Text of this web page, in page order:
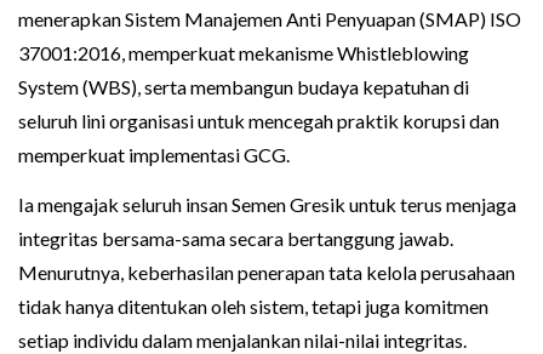
menerapkan Sistem Manajemen Anti Penyuapan (SMAP) ISO
37001:2016, memperkuat mekanisme Whistleblowing
System (WBS), serta membangun budaya kepatuhan di
seluruh lini organisasi untuk mencegah praktik korupsi dan
memperkuat implementasi GCG.
Ia mengajak seluruh insan Semen Gresik untuk terus menjaga
integritas bersama-sama secara bertanggung jawab.
Menurutnya, keberhasilan penerapan tata kelola perusahaan
tidak hanya ditentukan oleh sistem, tetapi juga komitmen
setiap individu dalam menjalankan nilai-nilai integritas.